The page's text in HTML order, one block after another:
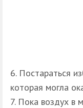
Постараться
которая могла
Пока воздух в